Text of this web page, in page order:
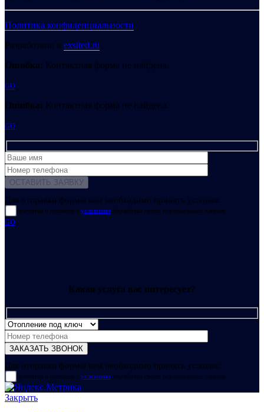
Политика конфиденциальности
Разработано в exsited.ru
Ошибка: Контактная форма не найдена.
GO
Ошибка: Контактная форма не найдена.
GO
Для отправки формы вам необходимо принять условия:
прочитал и согласен с условиями обработки своих персональных данных
GO
Какая услуга вас интересует?
Для отправки формы вам необходимо принять условия:
прочитал и согласен с условиями обработки своих персональных данных
Закрыть